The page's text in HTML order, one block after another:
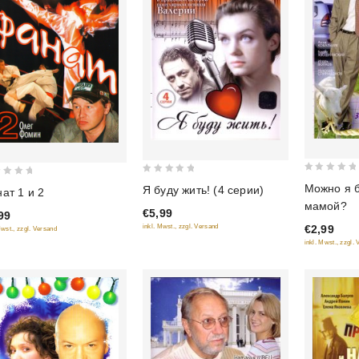
1 и 2
zzgl. Versand
of
5
Я буду жить! (4 серии)
€5,99
inkl. Mwst., zzgl. Versand
of
5
Можно я
мамой?
€2,99
inkl. Mwst., zzgl.